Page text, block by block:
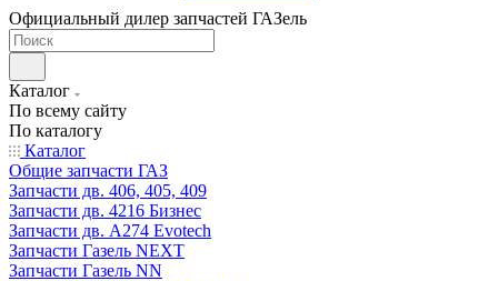
Официальный дилер запчастей ГАЗель
Каталог
По всему сайту
По каталогу
Каталог
Общие запчасти ГАЗ
Запчасти дв. 406, 405, 409
Запчасти дв. 4216 Бизнес
Запчасти дв. A274 Evotech
Запчасти Газель NEXT
Запчасти Газель NN